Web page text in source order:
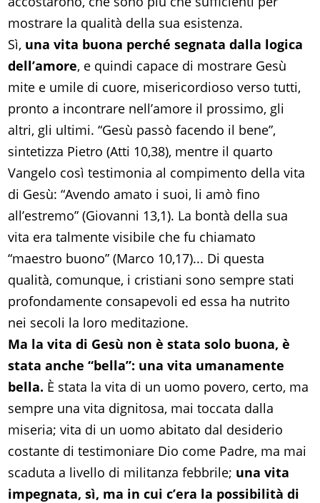
mostrare la qualità della sua esistenza.
Sì, una vita buona perché segnata dalla logica
dell’amore, e quindi capace di mostrare Gesù
mite e umile di cuore, misericordioso verso tutti,
pronto a incontrare nell’amore il prossimo, gli
altri, gli ultimi. “Gesù passò facendo il bene”,
sintetizza Pietro (Atti 10,38), mentre il quarto
Vangelo così testimonia al compimento della vita
di Gesù: “Avendo amato i suoi, li amò fino
all’estremo” (Giovanni 13,1). La bontà della sua
vita era talmente visibile che fu chiamato
“maestro buono” (Marco 10,17)... Di questa
qualità, comunque, i cristiani sono sempre stati
profondamente consapevoli ed essa ha nutrito
nei secoli la loro meditazione.
Ma la vita di Gesù non è stata solo buona, è
stata anche “bella”: una vita umanamente
bella. È stata la vita di un uomo povero, certo, ma
sempre una vita dignitosa, mai toccata dalla
miseria; vita di un uomo abitato dal desiderio
costante di testimoniare Dio come Padre, ma mai
scaduta a livello di militanza febbrile; una vita
impegnata, sì, ma in cui c’era la possibilità di